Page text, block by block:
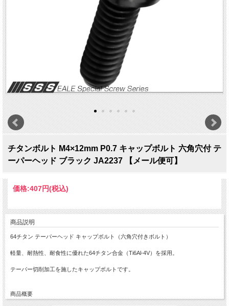
チタンボルト M4×12mm P0.7 キャップボルト 六角穴付 テ
ーパーヘッド ブラック JA2237 【メール便可】
価格:407円(税込)
商品説明
64チタン テーパーヘッド キャップボルト（六角穴付きボルト）
軽量、耐熱性、耐食性に優れた64チタン合金（Ti6Al-4V）を採用。
テーパー切削加工を施したキャップボルトです。
商品概要
■64チタン テーパーヘッド キャップボルト